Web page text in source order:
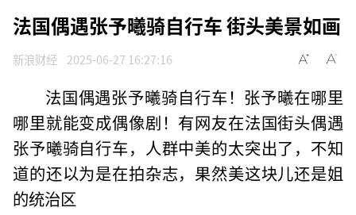
法国偶遇张予曦骑自行车 街头美景如画
新浪财经 2025-06-27 16:27:16
法国偶遇张予曦骑自行车！张予曦在哪里
哪里就能变成偶像剧！有网友在法国街头偶遇
张予曦骑自行车，人群中美的太突出了，不知
道的还以为是在拍杂志，果然美这块儿还是姐
的统治区